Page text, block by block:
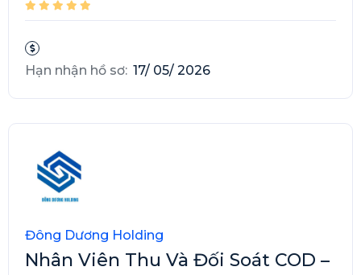
Hạn nhận hồ sơ: 17/ 05/ 2026
Đông Dương Holding
Nhân Viên Thu Và Đối Soát COD –